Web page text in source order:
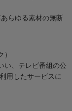
らゆる素材の無断
い、テレビ番組の公
用したサービスに